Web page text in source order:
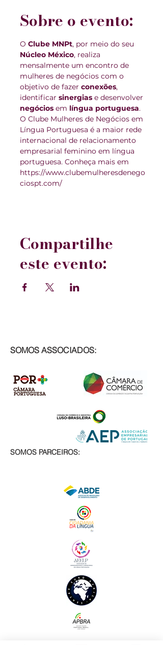
Sobre o evento:
O Clube MNPt, por meio do seu
Núcleo México, realiza
mensalmente um encontro de
mulheres de negócios com o
objetivo de fazer conexões,
identificar sinergias e desenvolver
negócios em língua portuguesa.
O Clube Mulheres de Negócios em
Língua Portuguesa é a maior rede
internacional de relacionamento
empresarial feminino em língua
portuguesa. Conheça mais em
https://www.clubemulheresdenego
ciospt.com/
Compartilhe
este evento:
SOMOS ASSOCIADOS:
SOMOS PARCEIROS: